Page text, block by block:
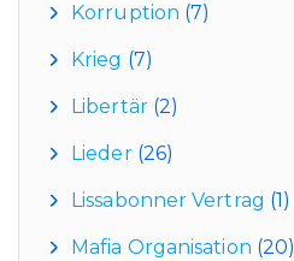
Korruption (7)
Krieg (7)
Libertär(2)
Lieder(26)
Lissabonner Vertrag (1)
Mafia Organisation (20)